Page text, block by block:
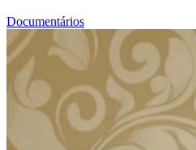
Documentários